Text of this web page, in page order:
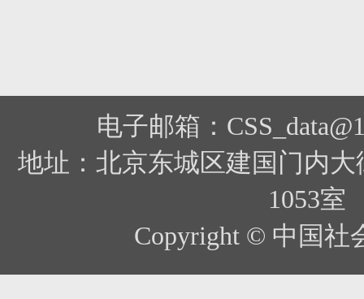
电子邮箱：
地址：北京东城区建国门内
1053室
Copyright © 中国社